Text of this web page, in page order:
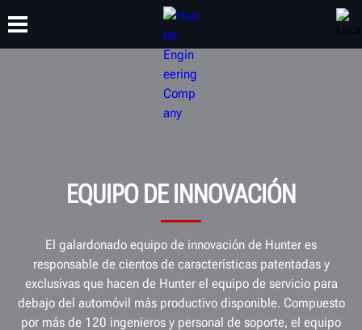
CAPACITACIÓN
EQUIPO DE INNOVACIÓN
El galardonado equipo de innovación de Hunter es
responsable de cientos de características patentadas y
exclusivas que hacen de Hunter el equipo de servicio para
debajo del automóvil más productivo disponible. Compuesto
por más de 120 ingenieros y personal de soporte, el equipo